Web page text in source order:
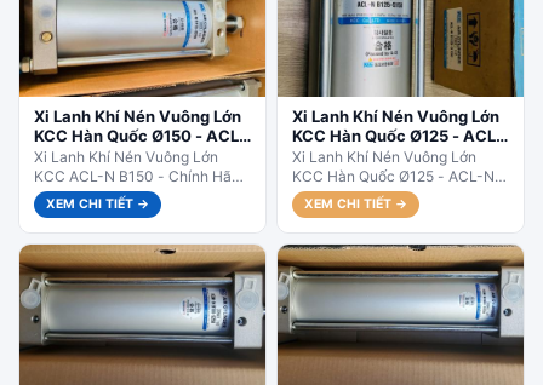
Xi Lanh Khí Nén Vuông Lớn
KCC Hàn Quốc Ø150 - ACL-
N B150
Xi Lanh Khí Nén Vuông Lớn
KCC ACL-N B150 - Chính Hãng
Hàn Quốc.ACL-N B150 – Size
rất phổ biến...
XEM CHI TIẾT →
Xi Lanh Khí Nén Vuông Lớn
KCC Hàn Quốc Ø125 - ACL-
N B125
Xi Lanh Khí Nén Vuông Lớn
KCC Hàn Quốc Ø125 - ACL-N
B125 | Hành Trình Dài - Lực
Mạnh.Dòng...
XEM CHI TIẾT →